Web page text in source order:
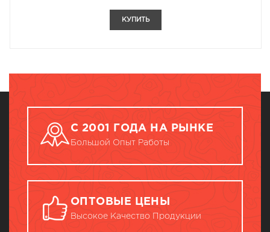
КУПИТЬ
С 2001 ГОДА НА РЫНКЕ
Большой Опыт Работы
ОПТОВЫЕ ЦЕНЫ
Высокое Качество Продукции